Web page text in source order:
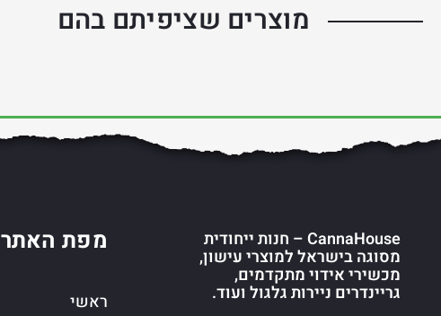
מוצרים שציפיתם בהם
CannaHouse – חנות ייחודית
מסוגה בישראל למוצרי עישון,
מכשירי אידוי מתקדמים,
גריינדרים ניירות גלגול ועוד.
מפת האתר
ראשי